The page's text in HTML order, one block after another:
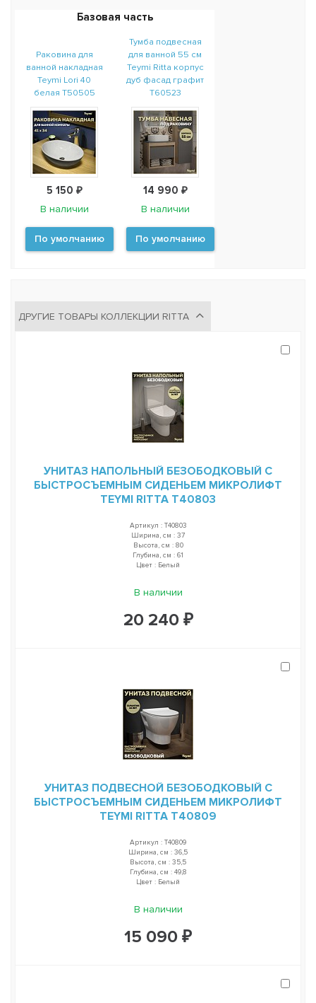
Базовая часть
Раковина для
ванной накладная
Teymi Lori 40
белая T50505
5 150 ₽
В наличии
По умолчанию
Тумба подвесная
для ванной 55 см
Teymi Ritta корпус
дуб фасад графит
T60523
14 990 ₽
В наличии
По умолчанию
ДРУГИЕ ТОВАРЫ КОЛЛЕКЦИИ RITTA
УНИТАЗ НАПОЛЬНЫЙ БЕЗОБОДКОВЫЙ С
БЫСТРОСЪЕМНЫМ СИДЕНЬЕМ МИКРОЛИФТ
TEYMI RITTA T40803
Артикул : T40803
Ширина, см : 37
Высота, см : 80
Глубина, см : 61
Цвет : Белый
В наличии
20 240 ₽
УНИТАЗ ПОДВЕСНОЙ БЕЗОБОДКОВЫЙ С
БЫСТРОСЪЕМНЫМ СИДЕНЬЕМ МИКРОЛИФТ
TEYMI RITTA T40809
Артикул : T40809
Ширина, см : 36,5
Высота, см : 35,5
Глубина, см : 49,8
Цвет : Белый
В наличии
15 090 ₽